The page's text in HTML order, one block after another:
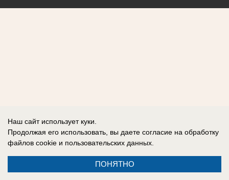
Наш сайт использует куки.
Продолжая его использовать, вы даете согласие на обработку
файлов cookie и пользовательских данных.
ПОНЯТНО